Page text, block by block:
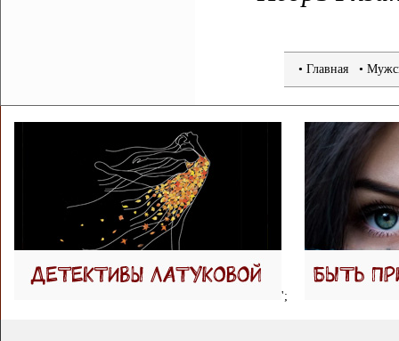
• Главная •
';